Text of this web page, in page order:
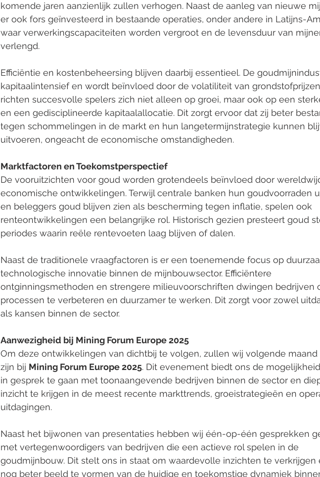
komende jaren aanzienlijk zullen verhogen. Naast de aanleg van nieuwe
er ook fors geïnvesteerd in bestaande operaties, onder andere in Latijns-
waar verwerkingscapaciteiten worden vergroot en de levensduur van
verlengd.
Efficiëntie en kostenbeheersing blijven daarbij essentieel. De
kapitaalintensief en wordt beïnvloed door de volatiliteit van
richten succesvolle spelers zich niet alleen op groei, maar ook op een
en een gedisciplineerde kapitaalallocatie. Dit zorgt ervoor dat zij beter
tegen schommelingen in de markt en hun langetermijnstrategie kunnen
uitvoeren, ongeacht de economische omstandigheden.
Marktfactoren en Toekomstperspectief
De vooruitzichten voor goud worden grotendeels beïnvloed door
economische ontwikkelingen. Terwijl centrale banken hun goudvoorraden
en beleggers goud blijven zien als bescherming tegen inflatie, spelen ook
renteontwikkelingen een belangrijke rol. Historisch gezien presteert goud
periodes waarin reële rentevoeten laag blijven of dalen.
Naast de traditionele vraagfactoren is er een toenemende focus op
technologische innovatie binnen de mijnbouwsector. Efficiëntere
ontginningsmethoden en strengere milieuvoorschriften dwingen bedrijven
processen te verbeteren en duurzamer te werken. Dit zorgt voor zowel
als kansen binnen de sector.
Aanwezigheid bij Mining Forum Europe 2025
Om deze ontwikkelingen van dichtbij te volgen, zullen wij volgende maand
zijn bij Mining Forum Europe 2025. Dit evenement biedt ons de
in gesprek te gaan met toonaangevende bedrijven binnen de sector en
inzicht te krijgen in de meest recente markttrends, groeistrategieën en
uitdagingen.
Naast het bijwonen van presentaties hebben wij één-op-één gesprekken
met vertegenwoordigers van bedrijven die een actieve rol spelen in de
goudmijnbouw. Dit stelt ons in staat om waardevolle inzichten te verkrijgen
nog beter beeld te vormen van de huidige en toekomstige dynamiek